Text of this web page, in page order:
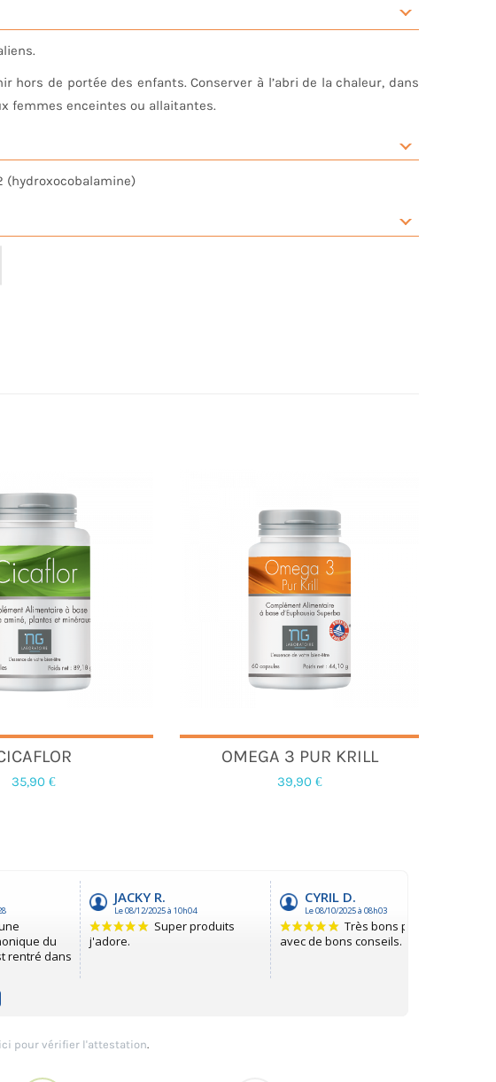
de portée des enfants. Conserver à l’abri de la chaleur, dans
femmes enceintes ou allaitantes.
(hydroxocobalamine)
35,90 €
OMEGA 3 PUR KRILL
39,90 €
pour vérifier l'attestation.